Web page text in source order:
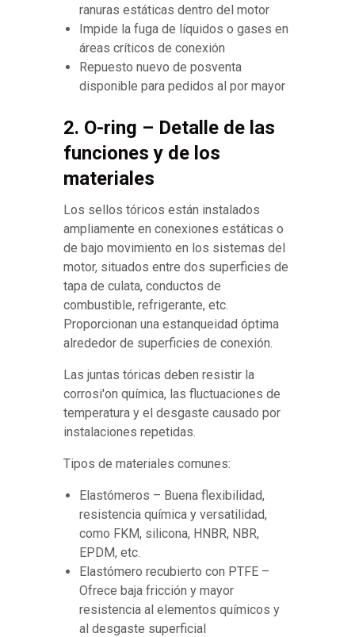
ranuras estáticas dentro del motor
Impide la fuga de líquidos o gases en
áreas críticos de conexión
Repuesto nuevo de posventa
disponible para pedidos al por mayor
2. O-ring – Detalle de las
funciones y de los
materiales
Los sellos tóricos están instalados
ampliamente en conexiones estáticas o
de bajo movimiento en los sistemas del
motor, situados entre dos superficies de
tapa de culata, conductos de
combustible, refrigerante, etc.
Proporcionan una estanqueidad óptima
alrededor de superficies de conexión.
Las juntas tóricas deben resistir la
corrosi'on química, las fluctuaciones de
temperatura y el desgaste causado por
instalaciones repetidas.
Tipos de materiales comunes:
Elastómeros – Buena flexibilidad,
resistencia química y versatilidad,
como FKM, silicona, HNBR, NBR,
EPDM, etc.
Elastómero recubierto con PTFE –
Ofrece baja fricción y mayor
resistencia al elementos químicos y
al desgaste superficial